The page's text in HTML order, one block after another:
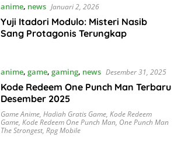
anime, news Januari 2, 2026
Yuji Itadori Modulo: Misteri Nasib
Sang Protagonis Terungkap
anime, game, gaming, news Desember 31, 2025
Kode Redeem One Punch Man Terbaru
Desember 2025
Game Anime, Hadiah Gratis Game, Kode Redeem
Game, Kode Redeem One Punch Man, One Punch Man
The Strongest, Rpg Mobile